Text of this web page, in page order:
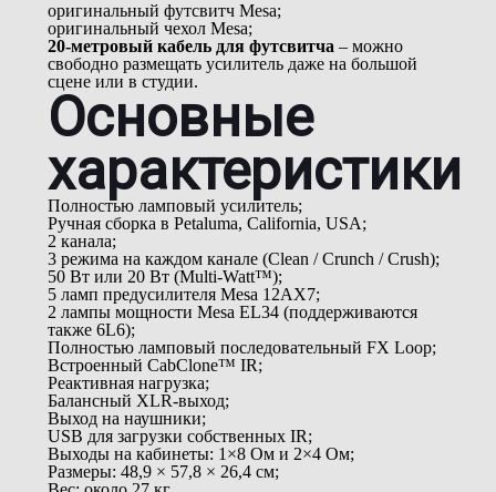
оригинальный футсвитч Mesa;
оригинальный чехол Mesa;
20-метровый кабель для футсвитча – можно
свободно размещать усилитель даже на большой
сцене или в студии.
Основные
характеристики
Полностью ламповый усилитель;
Ручная сборка в Petaluma, California, USA;
2 канала;
3 режима на каждом канале (Clean / Crunch / Crush);
50 Вт или 20 Вт (Multi-Watt™);
5 ламп предусилителя Mesa 12AX7;
2 лампы мощности Mesa EL34 (поддерживаются
также 6L6);
Полностью ламповый последовательный FX Loop;
Встроенный CabClone™ IR;
Реактивная нагрузка;
Балансный XLR-выход;
Выход на наушники;
USB для загрузки собственных IR;
Выходы на кабинеты: 1×8 Ом и 2×4 Ом;
Размеры: 48,9 × 57,8 × 26,4 см;